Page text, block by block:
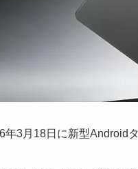
年3月18日に新型Android